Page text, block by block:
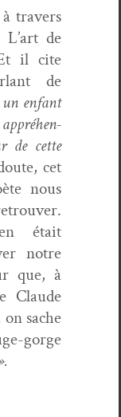
tra­vers
L’art de
il cite
de
enfant
de cette
cet
nous
était
notre
que, à
Claude
sache
gorge